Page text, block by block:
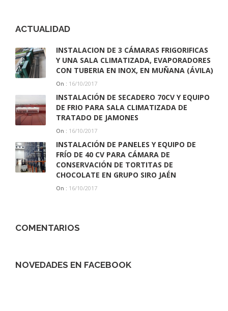
ACTUALIDAD
INSTALACION DE 3 CÁMARAS FRIGORIFICAS
Y UNA SALA CLIMATIZADA, EVAPORADORES
CON TUBERIA EN INOX, EN MUÑANA (ÁVILA)
On : 16/10/2017
INSTALACIÓN DE SECADERO 70CV Y EQUIPO
DE FRIO PARA SALA CLIMATIZADA DE
TRATADO DE JAMONES
On : 16/10/2017
INSTALACIÓN DE PANELES Y EQUIPO DE
FRÍO DE 40 CV PARA CÁMARA DE
CONSERVACIÓN DE TORTITAS DE
CHOCOLATE EN GRUPO SIRO JAÉN
On : 16/10/2017
COMENTARIOS
NOVEDADES EN FACEBOOK